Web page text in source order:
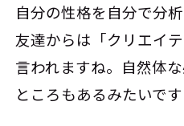
自分の性格を自分で分
友達からは「クリエイ
言われますね。自然体
ところもあるみたいです